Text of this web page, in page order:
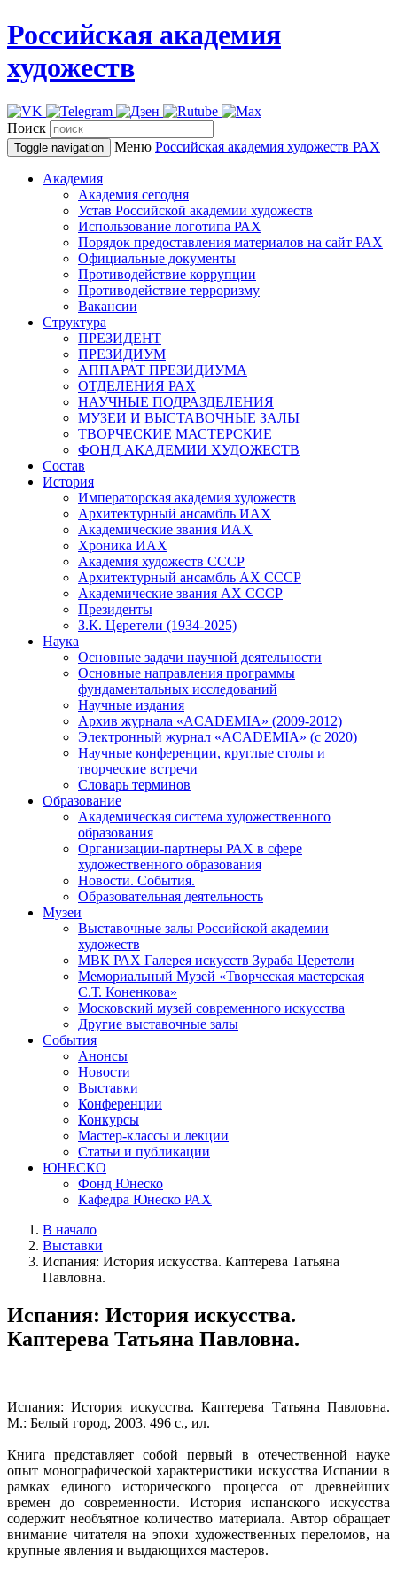
Российская академия
художеств
Поиск
Toggle navigation Меню Российская академия художеств РАХ
Академия
Академия сегодня
Устав Российской академии художеств
Использование логотипа РАХ
Порядок предоставления материалов на сайт РАХ
Официальные документы
Противодействие коррупции
Противодействие терроризму
Вакансии
Структура
ПРЕЗИДЕНТ
ПРЕЗИДИУМ
АППАРАТ ПРЕЗИДИУМА
ОТДЕЛЕНИЯ РАХ
НАУЧНЫЕ ПОДРАЗДЕЛЕНИЯ
МУЗЕИ И ВЫСТАВОЧНЫЕ ЗАЛЫ
ТВОРЧЕСКИЕ МАСТЕРСКИЕ
ФОНД АКАДЕМИИ ХУДОЖЕСТВ
Состав
История
Императорская академия художеств
Архитектурный ансамбль ИАХ
Академические звания ИАХ
Хроника ИАХ
Академия художеств СССР
Архитектурный ансамбль АХ СССР
Академические звания АХ СССР
Президенты
З.К. Церетели (1934-2025)
Наука
Основные задачи научной деятельности
Основные направления программы
фундаментальных исследований
Научные издания
Архив журнала «ACADEMIA» (2009-2012)
Электронный журнал «ACADEMIA» (с 2020)
Научные конференции, круглые столы и
творческие встречи
Словарь терминов
Образование
Академическая система художественного
образования
Организации-партнеры РАХ в сфере
художественного образования
Новости. События.
Образовательная деятельность
Музеи
Выставочные залы Российской академии
художеств
МВК РАХ Галерея искусств Зураба Церетели
Мемориальный Музей «Творческая мастерская
С.Т. Коненкова»
Московский музей современного искусства
Другие выставочные залы
События
Анонсы
Новости
Выставки
Конференции
Конкурсы
Мастер-классы и лекции
Статьи и публикации
ЮНЕСКО
Фонд Юнеско
Кафедра Юнеско РАХ
В начало
Выставки
Испания: История искусства. Каптерева Татьяна
Павловна.
Испания: История искусства.
Каптерева Татьяна Павловна.
Испания: История искусства. Каптерева Татьяна Павловна.
М.: Белый город, 2003. 496 с., ил.
Книга представляет собой первый в отечественной науке
опыт монографической характеристики искусства Испании в
рамках единого исторического процесса от древнейших
времен до современности. История испанского искусства
содержит необъятное количество материала. Автор обращает
внимание читателя на эпохи художественных переломов, на
крупные явления и выдающихся мастеров.